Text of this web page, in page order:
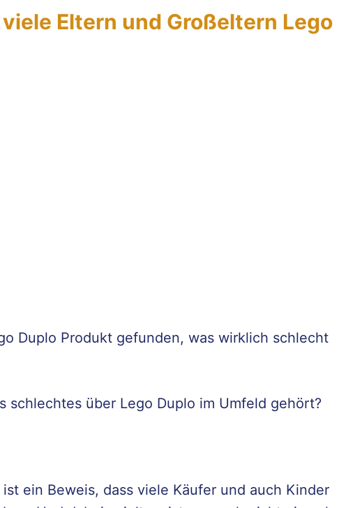
Eltern und Großeltern Lego
Duplo Produkt gefunden, was wirklich schlecht
schlechtes über Lego Duplo im Umfeld gehört?
ein Beweis, dass viele Käufer und auch Kinder